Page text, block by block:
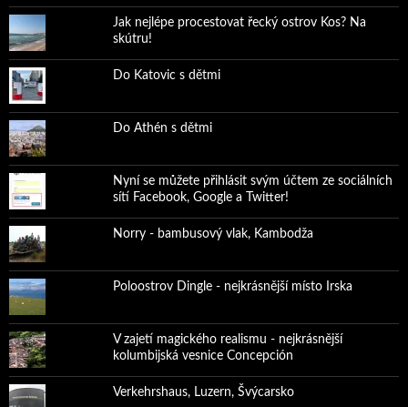
Jak nejlépe procestovat řecký ostrov Kos? Na
skútru!
Do Katovic s dětmi
Do Athén s dětmi
Nyní se můžete přihlásit svým účtem ze sociálních
sítí Facebook, Google a Twitter!
Norry - bambusový vlak, Kambodža
Poloostrov Dingle - nejkrásnější místo Irska
V zajetí magického realismu - nejkrásnější
kolumbijská vesnice Concepción
Verkehrshaus, Luzern, Švýcarsko